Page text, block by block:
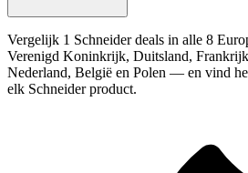
Vergelijk 1 Schneider deals in alle 8
Verenigd Koninkrijk, Duitsland,
Nederland, België en Polen — en vind
elk Schneider product.